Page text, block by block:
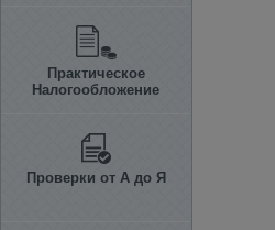
Практическое
Налогообложение
Проверки от А до Я